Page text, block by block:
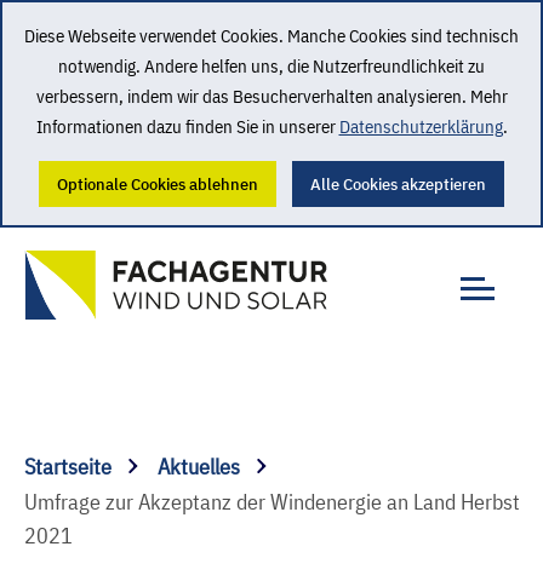
Diese Webseite verwendet Cookies. Manche Cookies sind technisch
notwendig. Andere helfen uns, die Nutzerfreundlichkeit zu
verbessern, indem wir das Besucherverhalten analysieren. Mehr
Informationen dazu finden Sie in unserer Datenschutzerklärung.
Optionale Cookies ablehnen Alle Cookies akzeptieren
Startseite
Aktuelles
Umfrage zur Akzeptanz der Windenergie an Land Herbst
2021